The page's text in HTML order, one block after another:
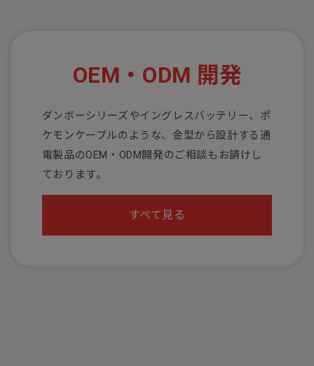
OEM・ODM 開発
ダンボーシリーズやイングレスバッテリー、ポ
ケモンケーブルのような、金型から設計する通
電製品のOEM・ODM開発のご相談もお請けし
ております。
すべて見る